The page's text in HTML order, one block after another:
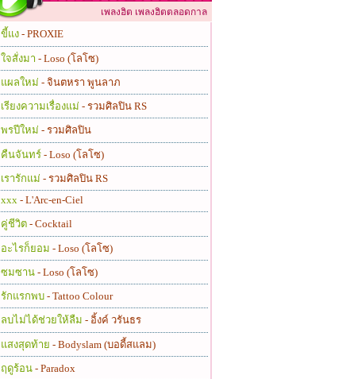
เพลงฮิต เพลงฮิตตลอดกาล
ขี้แง - PROXIE
ใจสั่งมา - Loso (โลโซ)
แผลใหม่ - จินตหรา พูนลาภ
เรียงความเรื่องแม่ - รวมศิลปิน RS
พรปีใหม่ - รวมศิลปิน
คืนจันทร์ - Loso (โลโซ)
เรารักแม่ - รวมศิลปิน RS
xxx - L'Arc-en-Ciel
คู่ชีวิต - Cocktail
อะไรก็ยอม - Loso (โลโซ)
ซมซาน - Loso (โลโซ)
รักแรกพบ - Tattoo Colour
ลบไม่ได้ช่วยให้ลืม - อิ้งค์ วรันธร
แสงสุดท้าย - Bodyslam (บอดี้สแลม)
ฤดูร้อน - Paradox